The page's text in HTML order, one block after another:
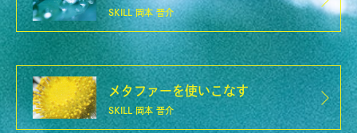
SKILL 岡本 晋介
メタファーを使いこなす
SKILL 岡本 晋介